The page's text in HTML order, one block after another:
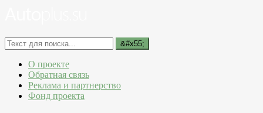
О проекте
Обратная связь
Реклама и партнерство
Фонд проекта